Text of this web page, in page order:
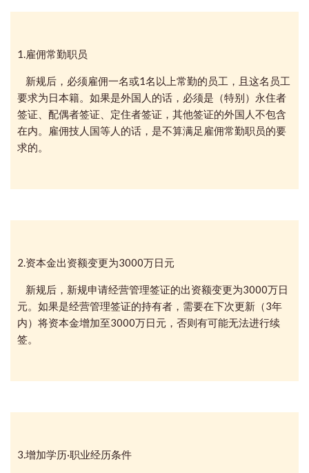
1.雇佣常勤职员
新规后，必须雇佣一名或1名以上常勤的员工，且这名员工
要求为日本籍。如果是外国人的话，必须是（特别）永住者
签证、配偶者签证、定住者签证，其他签证的外国人不包含
在内。雇佣技人国等人的话，是不算满足雇佣常勤职员的要
求的。
2.资本金出资额变更为3000万日元
新规后，新规申请经营管理签证的出资额变更为3000万日
元。如果是经营管理签证的持有者，需要在下次更新（3年
内）将资本金增加至3000万日元，否则有可能无法进行续
签。
3.增加学历·职业经历条件